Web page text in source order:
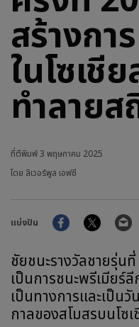
สร้างกา
ในโซเชี
ทำลายส
ที่ตีพิมพ์3 พฤษภาคม 2025
โดย ลิเวอร์พูล เอฟซี
แบ่งปัน
FacebookTwitter
ชัยชนะรางวัลชายรุ่นที่ 20 ของลิเวอร์พูล เอฟซี
เป็นการชนะพรีเมียร์
เป็นทางการและเป็น
กาลของสโมสรบนโซ